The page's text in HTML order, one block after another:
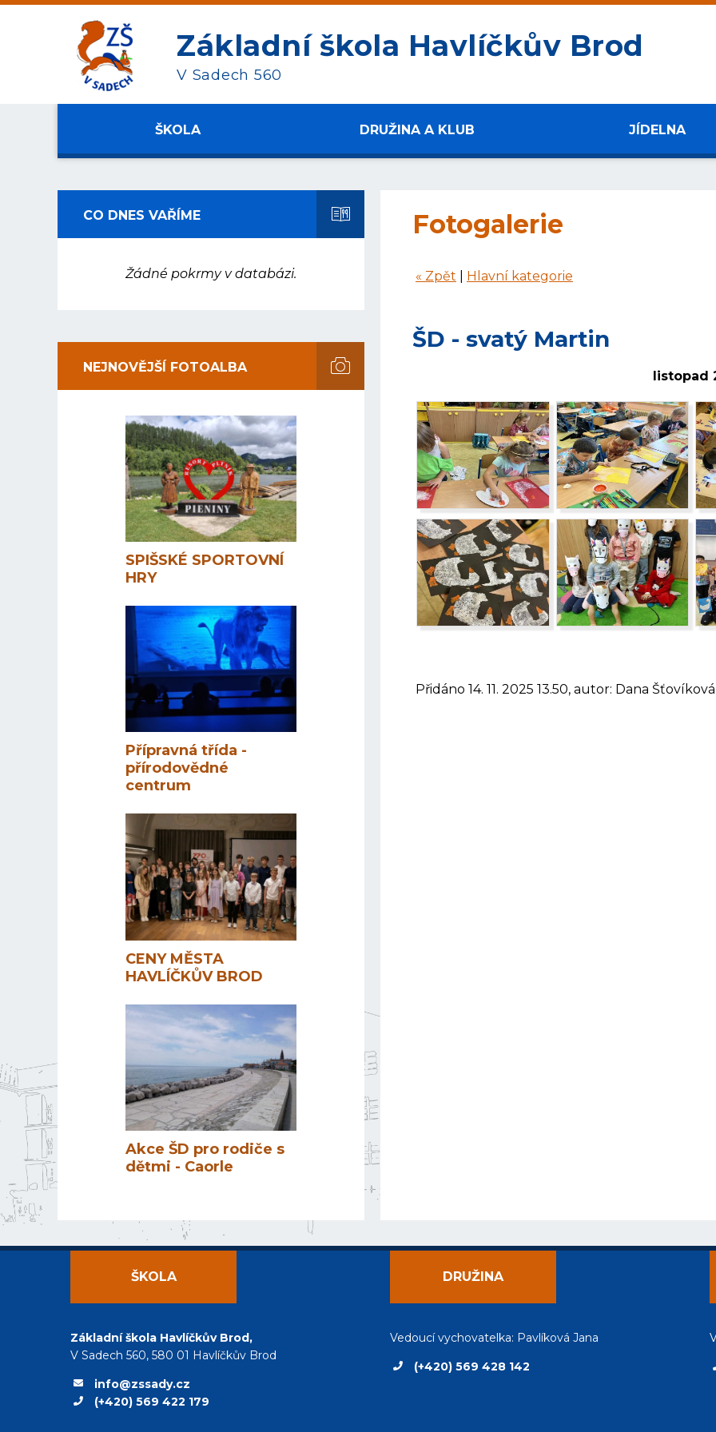
Základní škola Havlíčkův Brod
V Sadech 560
ŠKOLA DRUŽINA A KLUB JÍDELNA
Fotogalerie
« Zpět Hlavní kategorie
ŠD - svatý Martin
listopad
Přidáno 14. 11. 2025 13.50, autor: Dana Šťovíková
CO DNES VAŘÍME
Žádné pokrmy v databázi.
NEJNOVĚJŠÍ FOTOALBA
SPIŠSKÉ SPORTOVNÍ
HRY
Přípravná třída -
přírodovědné
centrum
CENY MĚSTA
HAVLÍČKŮV BROD
Akce ŠD pro rodiče s
dětmi - Caorle
ŠKOLA
Základní škola Havlíčkův Brod,
V Sadech 560, 580 01 Havlíčkův Brod
info@zssady.cz
(+420) 569 422 179
DRUŽINA
Vedoucí vychovatelka: Pavlíková Jana
(+420) 569 428 142